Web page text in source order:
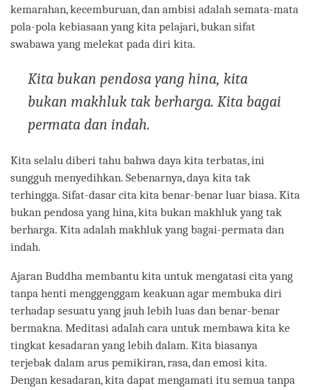
kemarahan, kecemburuan, dan ambisi adalah semata-mata
pola-pola kebiasaan yang kita pelajari, bukan sifat
swabawa yang melekat pada diri kita.
Kita bukan pendosa yang hina, kita
bukan makhluk tak berharga. Kita bagai
permata dan indah.
Kita selalu diberi tahu bahwa daya kita terbatas, ini
sungguh menyedihkan. Sebenarnya, daya kita tak
terhingga. Sifat-dasar cita kita benar-benar luar biasa. Kita
bukan pendosa yang hina, kita bukan makhluk yang tak
berharga. Kita adalah makhluk yang bagai-permata dan
indah.
Ajaran Buddha membantu kita untuk mengatasi cita yang
tanpa henti menggenggam keakuan agar membuka diri
terhadap sesuatu yang jauh lebih luas dan benar-benar
bermakna. Meditasi adalah cara untuk membawa kita ke
tingkat kesadaran yang lebih dalam. Kita biasanya
terjebak dalam arus pemikiran, rasa, dan emosi kita.
Dengan kesadaran, kita dapat mengamati itu semua tanpa